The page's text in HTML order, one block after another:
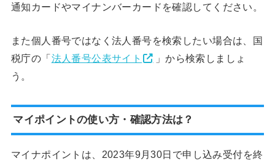
通知カードやマイナンバーカードを確認してください。
また個人番号ではなく法人番号を検索したい場合は、国
税庁の「 法人番号公表サイト
」から検索しましょ
う。
マイポイントの使い方・確認方法は？
マイナポイントは、2023年9月30日で申し込み受付を終